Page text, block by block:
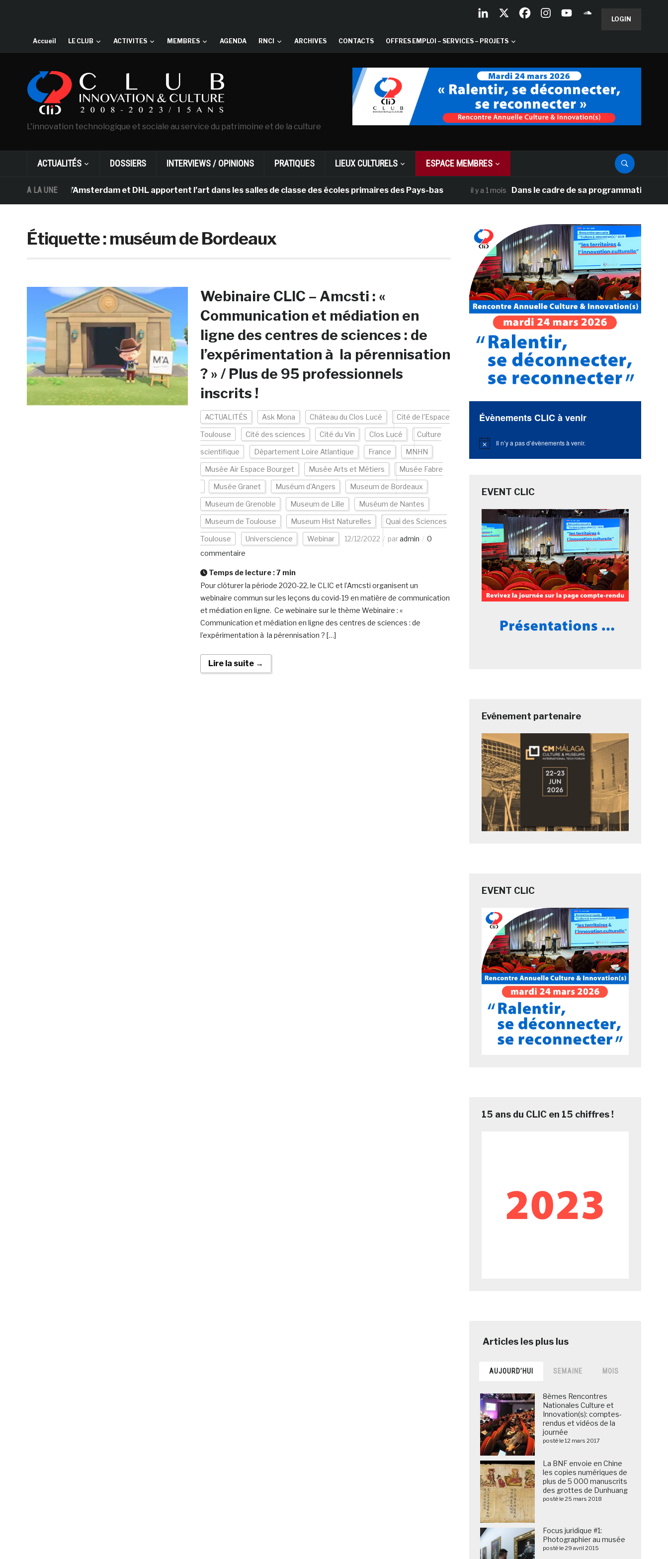
LOGIN
Accueil LE CLUB ACTIVITES MEMBRES AGENDA RNCI ARCHIVES CONTACTS OFFRES EMPLOI – SERVICES – PROJETS
L'innovation technologique et sociale au service du patrimoine et de la culture
ACTUALITÉS DOSSIERS INTERVIEWS / OPINIONS PRATIQUES LIEUX CULTURELS ESPACE MEMBRES
A LA UNE
Van Gogh d’Amsterdam et DHL apportent l’art dans les salles de classe des écoles primaires des Pays-bas il y a 1 mois Dans le cadre de sa programmation
Étiquette :muséum de Bordeaux
Webinaire CLIC – Amcsti : «
Communication et médiation en
ligne des centres de sciences : de
l’expérimentation à la pérennisation
? » / Plus de 95 professionnels
inscrits !
ACTUALITÉS Ask Mona Château du Clos Lucé Cité de l'Espace
Toulouse Cité des sciences Cité du Vin Clos Lucé Culture
scientifique Département Loire Atlantique France MNHN
Musée Air Espace Bourget Musée Arts et Métiers Musée Fabre
Musée Granet Muséum d'Angers Museum de Bordeaux
Museum de Grenoble Museum de Lille Muséum de Nantes
Museum de Toulouse Museum Hist Naturelles Quai des Sciences
Toulouse Universcience Webinar 12/12/2022 paradmin
0
commentaire
Temps de lecture :7 min
Pour clôturer la période 2020-22, le CLIC et l’Amcsti organisent un
webinaire commun sur les leçons du covid-19 en matière de communication
et médiation en ligne. Ce webinaire sur le thème Webinaire : «
Communication et médiation en ligne des centres de sciences : de
l’expérimentation à la pérennisation ? […]
Lire la suite →
Évènements CLIC à venir
Notice Il n’y a pas d’évènements à venir.
EVENT CLIC
Evénement partenaire
EVENT CLIC
15 ans du CLIC en 15 chiffres !
AUJOURD’HUI SEMAINE MOIS
8èmes Rencontres
Nationales Culture et
Innovation(s): comptes-
rendus et vidéos de la
journée
posté le 12 mars 2017
La BNF envoie en Chine
les copies numériques de
plus de 5 000 manuscrits
des grottes de Dunhuang
posté le 25 mars 2018
Focus juridique #1:
Photographier au musée
posté le 29 avril 2015